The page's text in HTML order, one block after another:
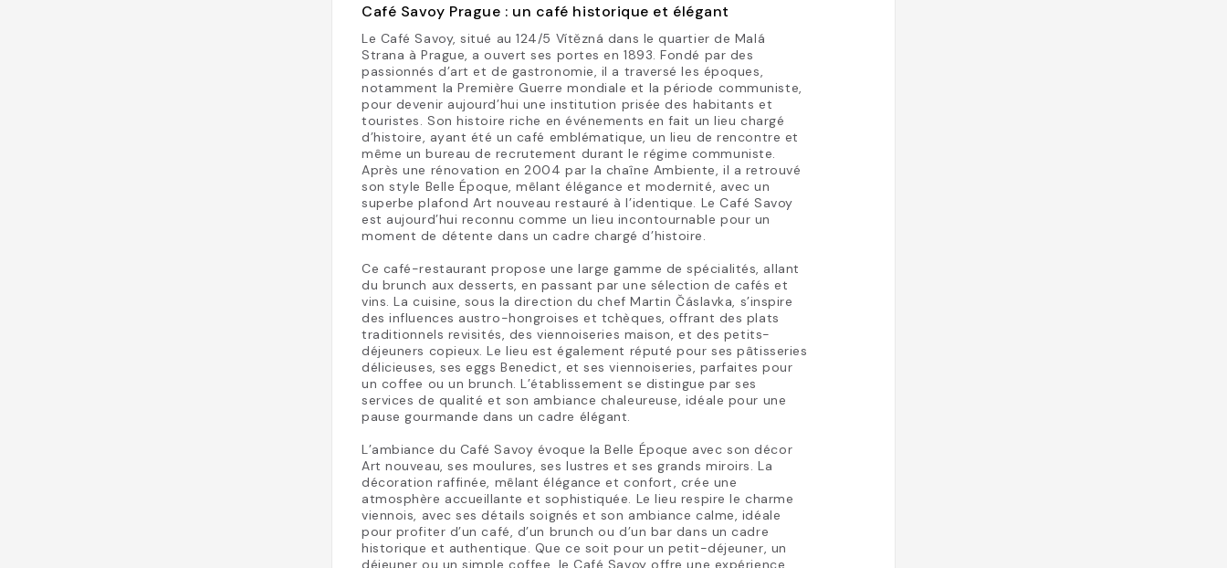
Café Savoy Prague : un café historique et élégant
Le Café Savoy, situé au 124/5 Vítězná dans le quartier de Malá
Strana à Prague, a ouvert ses portes en 1893. Fondé par des
passionnés d’art et de gastronomie, il a traversé les époques,
notamment la Première Guerre mondiale et la période communiste,
pour devenir aujourd’hui une institution prisée des habitants et
touristes. Son histoire riche en événements en fait un lieu chargé
d’histoire, ayant été un café emblématique, un lieu de rencontre et
même un bureau de recrutement durant le régime communiste.
Après une rénovation en 2004 par la chaîne Ambiente, il a retrouvé
son style Belle Époque, mêlant élégance et modernité, avec un
superbe plafond Art nouveau restauré à l’identique. Le Café Savoy
est aujourd’hui reconnu comme un lieu incontournable pour un
moment de détente dans un cadre chargé d’histoire.
Ce café-restaurant propose une large gamme de spécialités, allant
du brunch aux desserts, en passant par une sélection de cafés et
vins. La cuisine, sous la direction du chef Martin Čáslavka, s’inspire
des influences austro-hongroises et tchèques, offrant des plats
traditionnels revisités, des viennoiseries maison, et des petits-
déjeuners copieux. Le lieu est également réputé pour ses pâtisseries
délicieuses, ses eggs Benedict, et ses viennoiseries, parfaites pour
un coffee ou un brunch. L’établissement se distingue par ses
services de qualité et son ambiance chaleureuse, idéale pour une
pause gourmande dans un cadre élégant.
L’ambiance du Café Savoy évoque la Belle Époque avec son décor
Art nouveau, ses moulures, ses lustres et ses grands miroirs. La
décoration raffinée, mêlant élégance et confort, crée une
atmosphère accueillante et sophistiquée. Le lieu respire le charme
viennois, avec ses détails soignés et son ambiance calme, idéale
pour profiter d’un café, d’un brunch ou d’un bar dans un cadre
historique et authentique. Que ce soit pour un petit-déjeuner, un
déjeuner ou un simple coffee, le Café Savoy offre une expérience